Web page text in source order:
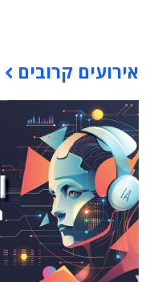
אירועים קרובים